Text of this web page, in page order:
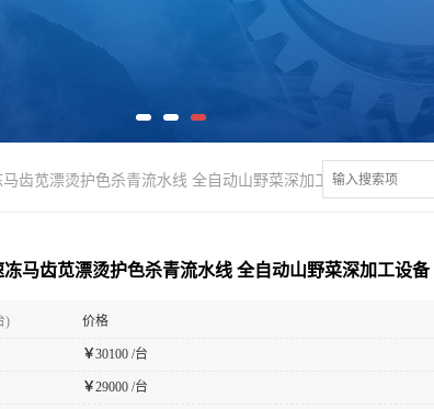
马齿苋漂烫护色杀青流水线 全自动山野菜深加工设备
冻马齿苋漂烫护色杀青流水线 全自动山野菜深加工设备
) 价格
￥30100 /台
￥29000 /台